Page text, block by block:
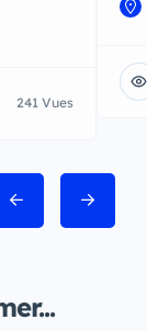
241 Vues